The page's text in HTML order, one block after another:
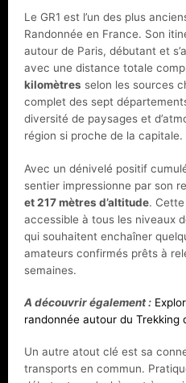
Le GR1 est l’un des plus
Randonnée en France. Son
autour de Paris, débutant et
avec une distance totale
kilomètres selon les sources
complet des sept
diversité de paysages et
région si proche de la capitale.
Avec un dénivelé positif
sentier impressionne par son
et 217 mètres d’altitude.
accessible à tous les niveaux
qui souhaitent enchaîner
amateurs confirmés prêts à
semaines.
A découvrir également :
randonnée autour du Trekking
Un autre atout clé est sa
transports en commun.